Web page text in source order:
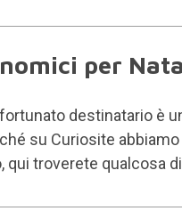
per
destinatario è
su Curiosite
qui troverete qualcosa